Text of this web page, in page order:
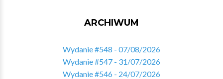
ARCHIWUM
Wydanie #548 - 07/08/2026
Wydanie #547 - 31/07/2026
Wydanie #546 - 24/07/2026